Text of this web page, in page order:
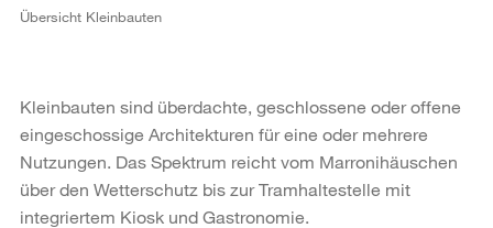
Übersicht Kleinbauten
Kleinbauten sind überdachte, geschlossene oder offene
eingeschossige Architekturen für eine oder mehrere
Nutzungen. Das Spektrum reicht vom Marronihäuschen
über den Wetterschutz bis zur Tramhaltestelle mit
integriertem Kiosk und Gastronomie.